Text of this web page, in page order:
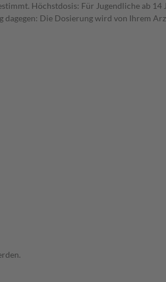
Höchstdosis: Für Jugendliche ab
Die Dosierung wird von Ihrem